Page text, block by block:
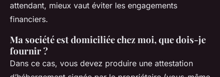
attendant, mieux vaut éviter les engagements
financiers.
Ma société est domiciliée chez moi, que dois-je
fournir ?
Dans ce cas, vous devez produire une attestation